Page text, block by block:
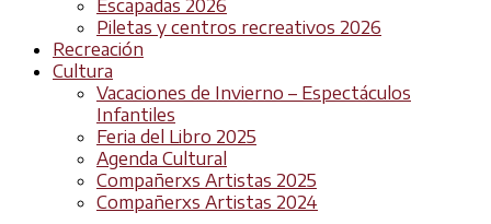
Escapadas 2026
Piletas y centros recreativos 2026
Recreación
Cultura
Vacaciones de Invierno – Espectáculos
Infantiles
Feria del Libro 2025
Agenda Cultural
Compañerxs Artistas 2025
Compañerxs Artistas 2024